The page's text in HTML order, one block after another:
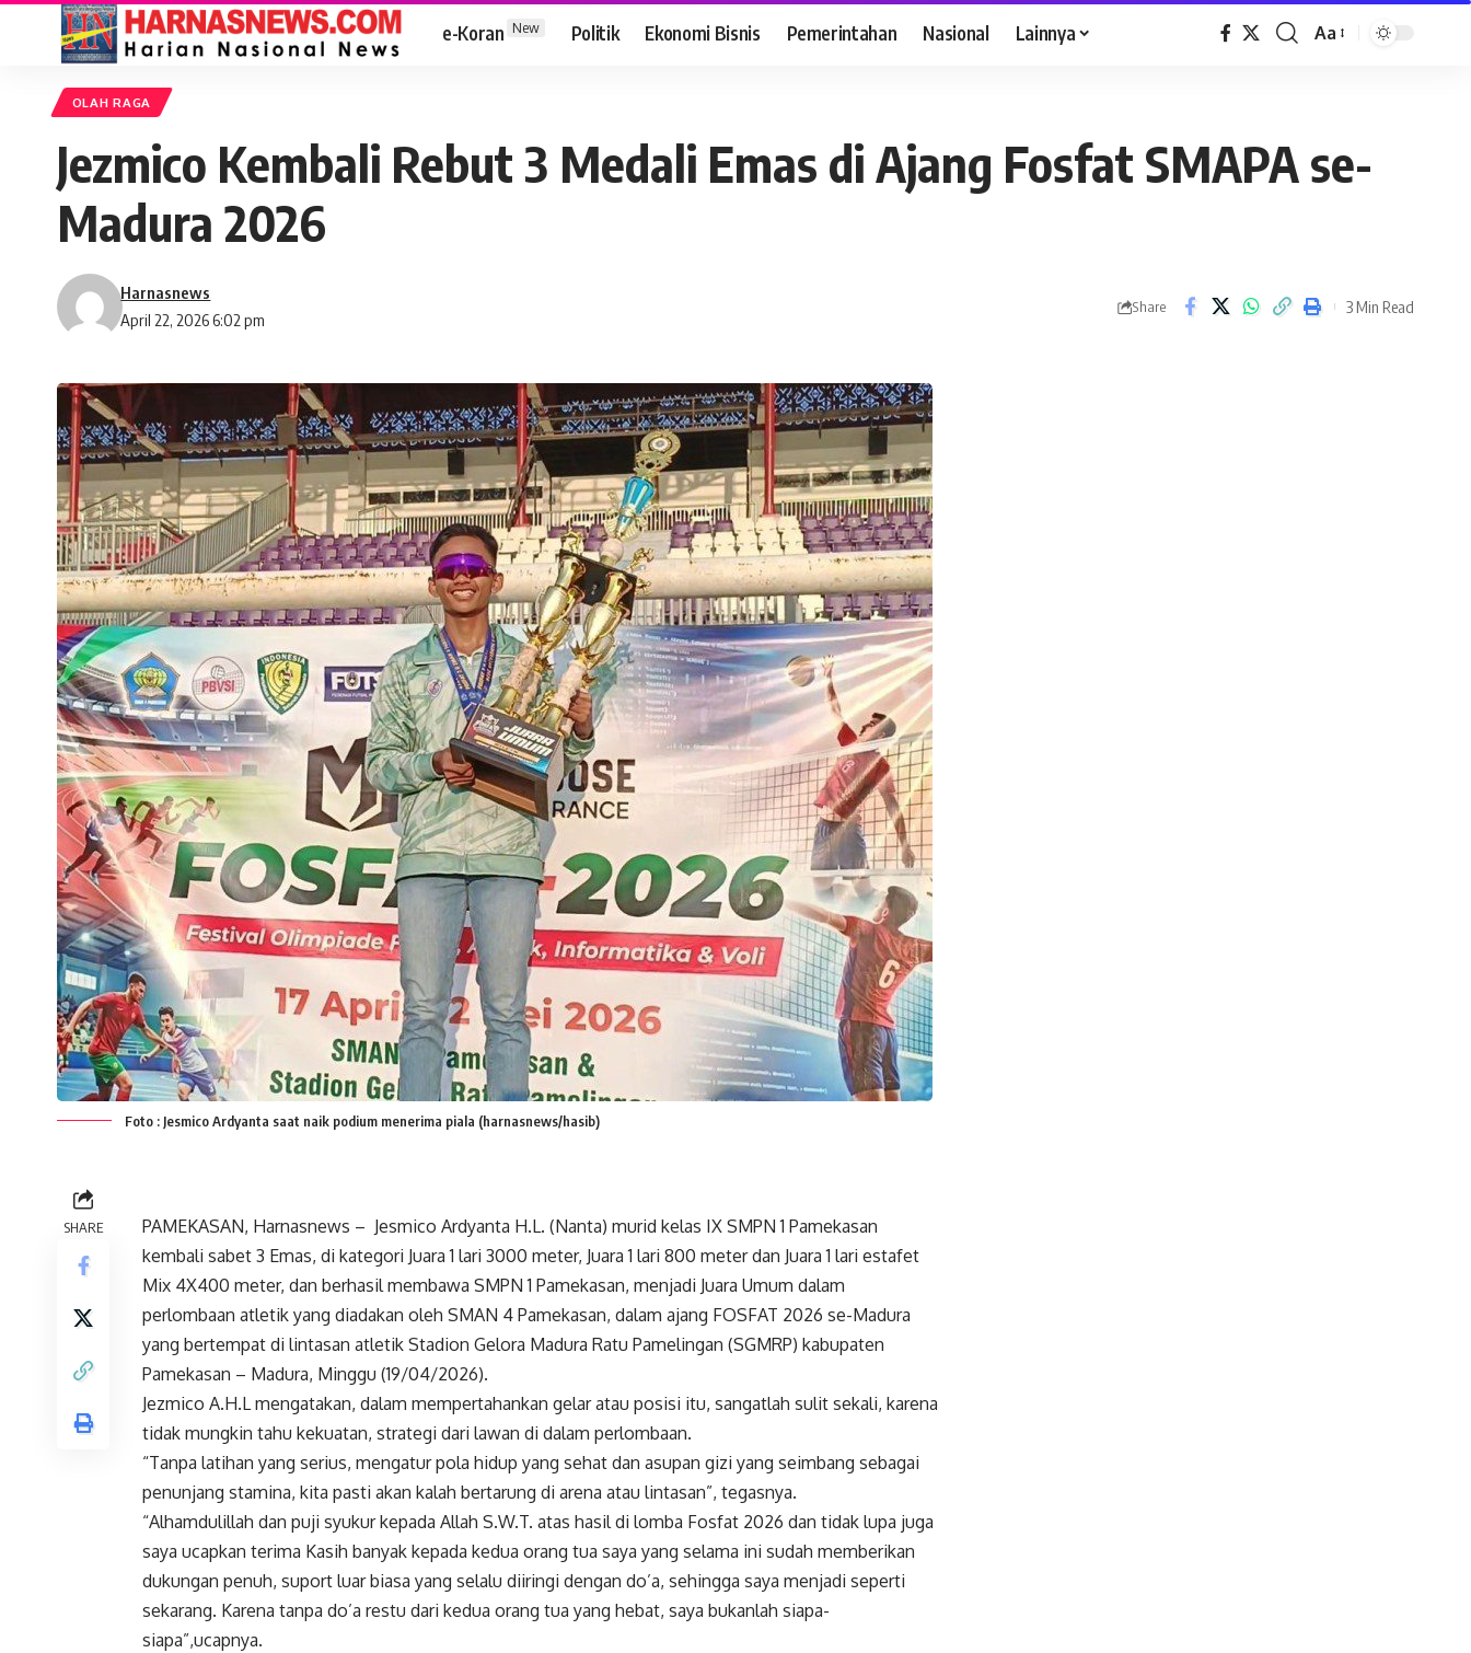
e-Koran New Politik Ekonomi Bisnis Pemerintahan Nasional Lainnya Aa
OLAH RAGA
Jezmico Kembali Rebut 3 Medali Emas di Ajang Fosfat SMAPA se-
Madura 2026
April 22, 2026 6:02 pm
Harnasnews
Share 3 Min Read
Foto : Jesmico Ardyanta saat naik podium menerima piala (harnasnews/hasib)
SHARE
PAMEKASAN, Harnasnews – Jesmico Ardyanta H.L. (Nanta) murid kelas IX SMPN 1 Pamekasan
kembali sabet 3 Emas, di kategori Juara 1 lari 3000 meter, Juara 1 lari 800 meter dan Juara 1 lari estafet
Mix 4X400 meter, dan berhasil membawa SMPN 1 Pamekasan, menjadi Juara Umum dalam
perlombaan atletik yang diadakan oleh SMAN 4 Pamekasan, dalam ajang FOSFAT 2026 se-Madura
yang bertempat di lintasan atletik Stadion Gelora Madura Ratu Pamelingan (SGMRP) kabupaten
Pamekasan – Madura, Minggu (19/04/2026).
Jezmico A.H.L mengatakan, dalam mempertahankan gelar atau posisi itu, sangatlah sulit sekali, karena
tidak mungkin tahu kekuatan, strategi dari lawan di dalam perlombaan.
“Tanpa latihan yang serius, mengatur pola hidup yang sehat dan asupan gizi yang seimbang sebagai
penunjang stamina, kita pasti akan kalah bertarung di arena atau lintasan”, tegasnya.
“Alhamdulillah dan puji syukur kepada Allah S.W.T. atas hasil di lomba Fosfat 2026 dan tidak lupa juga
saya ucapkan terima Kasih banyak kepada kedua orang tua saya yang selama ini sudah memberikan
dukungan penuh, suport luar biasa yang selalu diiringi dengan do’a, sehingga saya menjadi seperti
sekarang. Karena tanpa do’a restu dari kedua orang tua yang hebat, saya bukanlah siapa-
siapa”,ucapnya.